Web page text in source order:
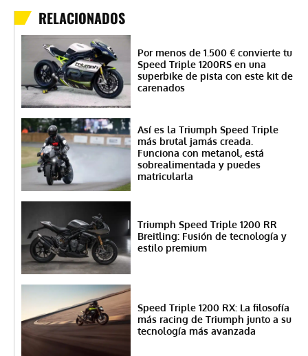
RELACIONADOS
Por menos de 1.500 € convierte tu
Speed Triple 1200RS en una
superbike de pista con este kit de
carenados
Así es la Triumph Speed Triple
más brutal jamás creada.
Funciona con metanol, está
sobrealimentada y puedes
matricularla
Triumph Speed Triple 1200 RR
Breitling: Fusión de tecnología y
estilo premium
Speed Triple 1200 RX: La filosofía
más racing de Triumph junto a su
tecnología más avanzada